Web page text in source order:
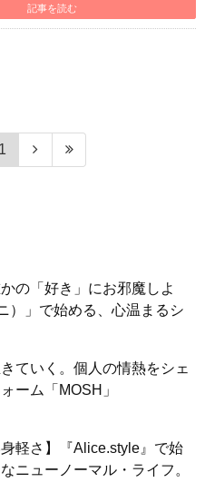
記事を読む
1
の「好き」にお邪魔しよ
）」で始める、心温まるシ
ていく。個人の情熱をシェ
ーム「MOSH」
身軽さ】『Alice.style』で始
ニューノーマル・ライフ。